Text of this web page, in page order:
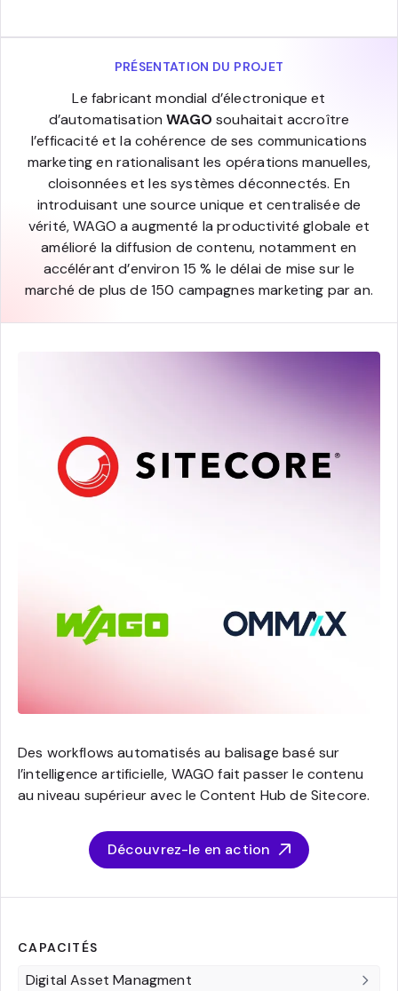
PRÉSENTATION DU PROJET
Le fabricant mondial d’électronique et
d’automatisationWAGO souhaitait accroître
l’efficacité et la cohérence de ses communications
marketing en rationalisant les opérations manuelles,
cloisonnées et les systèmes déconnectés. En
introduisant une source unique et centralisée de
vérité, WAGO a augmenté la productivité globale et
amélioré la diffusion de contenu, notamment en
accélérant d’environ 15 % le délai de mise sur le
marché de plus de 150 campagnes marketing par an.
Des workflows automatisés au balisage basé sur
l’intelligence artificielle, WAGO fait passer le contenu
au niveau supérieur avec le Content Hub de Sitecore.
Découvrez-le en action
CAPACITÉS
Digital Asset Managment